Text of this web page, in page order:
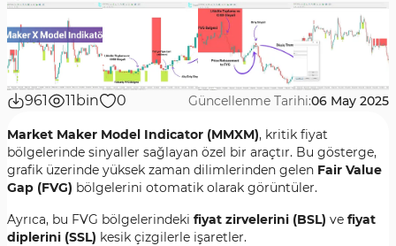
961 11bin 0 Güncellenme Tarihi:06 May 2025
Market Maker Model Indicator (MMXM), kritik fiyat
bölgelerinde sinyaller sağlayan özel bir araçtır. Bu gösterge,
grafik üzerinde yüksek zaman dilimlerinden gelen Fair Value
Gap (FVG) bölgelerini otomatik olarak görüntüler.
Ayrıca, bu FVG bölgelerindeki fiyat zirvelerini (BSL) ve fiyat
diplerini (SSL) kesik çizgilerle işaretler.